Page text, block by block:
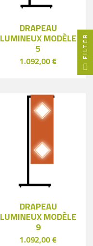
DRAPEAU
LUMINEUX MODÈLE
5
1.092,00 €
DRAPEAU
LUMINEUX MODÈLE
9
1.092,00 €
FILTER